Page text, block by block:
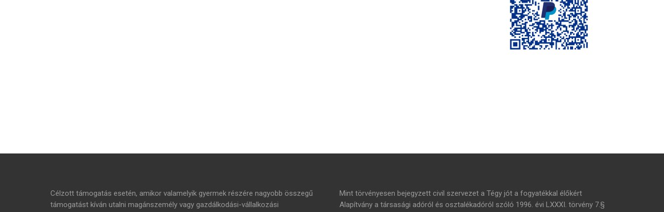
Célzott támogatás esetén, amikor valamelyik gyermek részére nagyobb összegű
támogatást kíván utalni magánszemély vagy gazdálkodási-vállalkozási
Mint törvényesen bejegyzett civil szervezet a Tégy jót a fogyatékkal élőkért
Alapítvány a társasági adóról és osztalékadóról szóló 1996. évi LXXXI. törvény 7.§